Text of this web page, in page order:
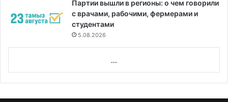
Партии вышли в регионы: о чем говорили
с врачами, рабочими, фермерами и
студентами
5.08.2026
...